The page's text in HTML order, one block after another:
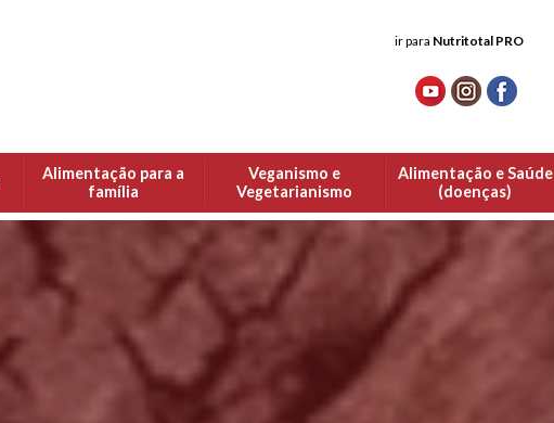
ir para Nutritotal PRO
Alimentação para a
família
Veganismo e
Vegetarianismo
Alimentação e Saúde
(doenças)